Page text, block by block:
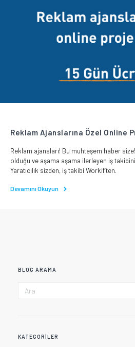
Reklam Ajanslarına Özel Online
Reklam ajansları! Bu muhteşem haber
olduğu ve aşama aşama ilerleyen iş
Yaratıcılık sizden, iş takibi Workif’ten.
Devamını Okuyun
BLOG ARAMA
KATEGORILER